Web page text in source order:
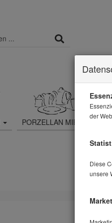
PORZELLAN MIETEN
der
Diese
unsere